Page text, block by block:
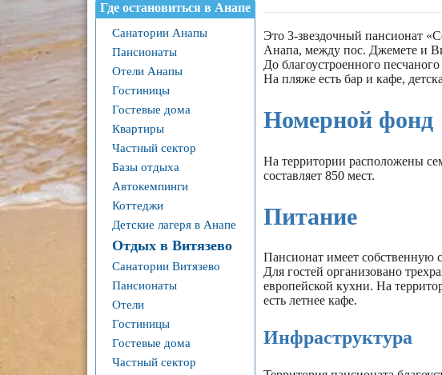
Где остановиться в Анапе
Санатории Анапы
Пансионаты
Отели Анапы
Гостиницы
Гостевые дома
Квартиры
Частный сектор
Базы отдыха
Автокемпинги
Коттеджи
Детские лагеря в Анапе
Отдых в Витязево
Санатории Витязево
Пансионаты
Отели
Гостиницы
Гостевые дома
Частный сектор
Это 3-звездочный пансионат
Анапа, между пос. Джемете и
До благоустроенного
На пляже есть бар и кафе,
Номерной фонд
На территории расположены
составляет 850 мест.
Питание
Пансионат имеет собственную
Для гостей организовано
европейской кухни. На
есть летнее кафе.
Инфраструктура